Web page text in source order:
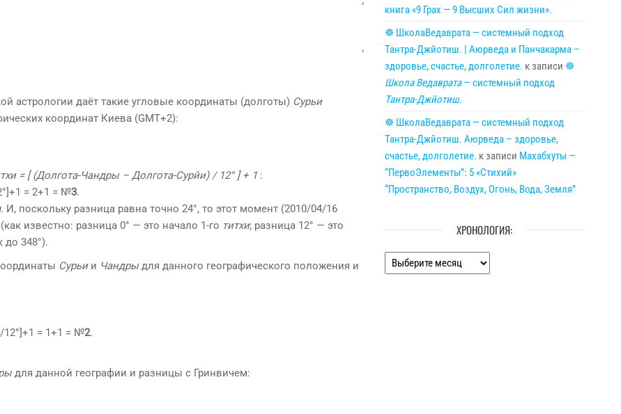
‘
‘
астрологии даёт такие угловые координаты (долготы) Сурьи
координат Киева (GMT+2):
= [ (Долгота-Чандры – Долгота-Сурйи) / 12° ] + 1 :
= 2+1 = №3.
. И, поскольку разница равна точно 24°, то этот момент (2010/04/16
известно: разница 0° — это начало 1-го титхи; разница 12° — это
до 348°).
Сурьии Чандрыдля данного географического положения и
12°]+1 = 1+1 = №2.
для данной географии и разницы с Гринвичем:
книга «9 Грах — 9 Высших Сил жизни».
☸ ШколаВедаврата — системный подход
Тантра-Джйотиш. | Аюрведа и Панчакарма –
здоровье, счастье, долголетие. к записи ☸
Школа Ведаврата— системный подход
Тантра-Джйотиш.
☸ ШколаВедаврата — системный подход
Тантра-Джйотиш. Аюрведа – здоровье,
счастье, долголетие. к записи Махабхуты —
“ПервоЭлементы”: 5 «Стихий»
“Пространство, Воздух, Огонь, Вода, Земля”
ХРОНОЛОГИЯ:
Хронология: